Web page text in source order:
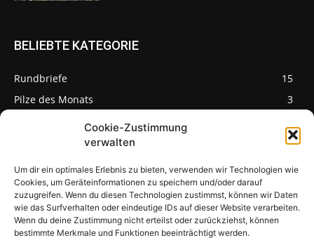
Cookie-Zustimmung
verwalten
Um dir ein optimales Erlebnis zu bieten, verwenden wir Technologien wie
Cookies, um Geräteinformationen zu speichern und/oder darauf
zuzugreifen. Wenn du diesen Technologien zustimmst, können wir Daten
wie das Surfverhalten oder eindeutige IDs auf dieser Website verarbeiten.
Wenn du deine Zustimmung nicht erteilst oder zurückziehst, können
bestimmte Merkmale und Funktionen beeinträchtigt werden.
BELIEBTE KATEGORIE
Rundbriefe
15
Pilze des Monats
3
Pilzseite
Seltene Pilze aus
Mainfranken und
Deutschland